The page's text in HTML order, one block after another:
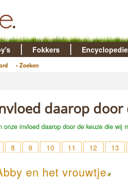
• Zoeken
Fokkers Encyclopedie
daarop
onze invloed daarop door de keuze die wij
8 9 10 11 12 13
en het vrouwtje